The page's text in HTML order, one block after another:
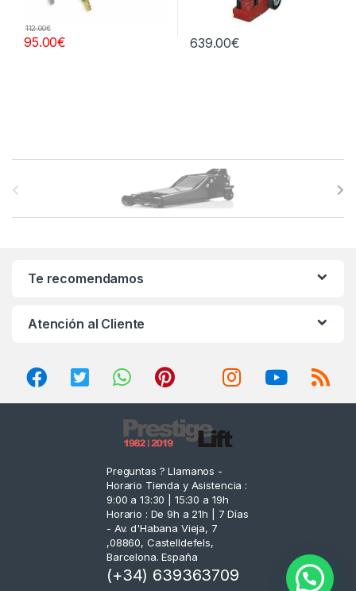
95.00€
112.00€
639.00€
Te recomendamos
Atención al Cliente
Preguntas ? Llamanos -
Horario Tienda y Asistencia :
9:00 a 13:30 | 15:30 a 19h
Horario : De 9h a 21h | 7 Días
- Av. d'Habana Vieja, 7
,08860, Castelldefels,
Barcelona. España
(+34) 639363709